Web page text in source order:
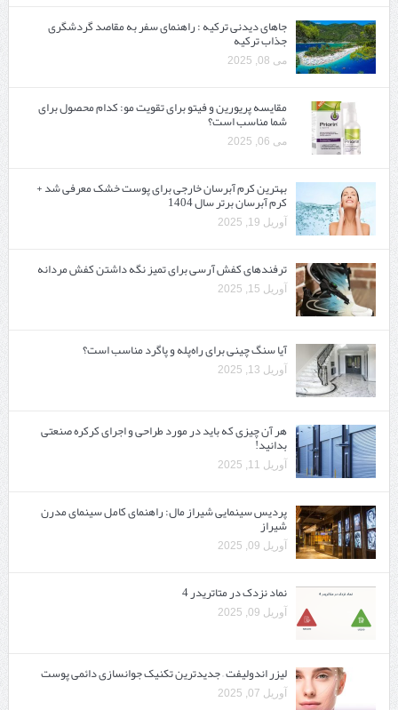
جاهای دیدنی ترکیه : راهنمای سفر به مقاصد گردشگری
جذاب ترکیه
می 08, 2025
مقایسه پریورین و فیتو برای تقویت مو: کدام محصول برای
شما مناسب است؟
می 06, 2025
بهترین کرم آبرسان خارجی برای پوست خشک معرفی شد +
کرم آبرسان برتر سال 1404
آوریل 19, 2025
ترفندهای کفش آرسی برای تمیز نگه داشتن کفش مردانه
آوریل 15, 2025
آیا سنگ چینی برای راه‌پله و پاگرد مناسب است؟
آوریل 13, 2025
هر آن چیزی که باید در مورد طراحی و اجرای کرکره صنعتی
بدانید!
آوریل 11, 2025
پردیس سینمایی شیراز مال: راهنمای کامل سینمای مدرن
شیراز
آوریل 09, 2025
نماد نزدک در متاتریدر 4
آوریل 09, 2025
لیزر اندولیفت – جدیدترین تکنیک جوانسازی دائمی پوست
آوریل 07, 2025